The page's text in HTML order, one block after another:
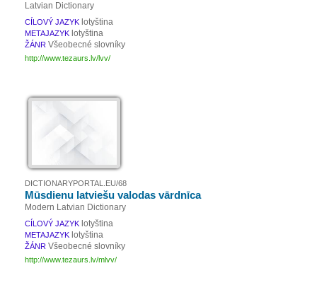
Latvian Dictionary
CÍLOVÝ JAZYK lotyština
METAJAZYK lotyština
ŽÁNR Všeobecné slovníky
http://www.tezaurs.lv/lvv/
DICTIONARYPORTAL.EU/68
Mūsdienu latviešu valodas vārdnīca
Modern Latvian Dictionary
CÍLOVÝ JAZYK lotyština
METAJAZYK lotyština
ŽÁNR Všeobecné slovníky
http://www.tezaurs.lv/mlvv/